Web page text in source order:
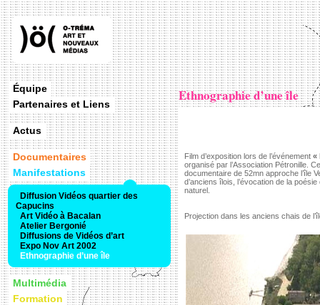
Ethnographie d’une île
Film d’exposition lors de l’événement «
organisé par l’Association Pétronille.
documentaire de 52mn approche l’île
d’anciens îlois, l’évocation de la
naturel.
Projection dans les anciens chais de
Équipe
Partenaires et Liens
Actus
Documentaires
Manifestations
Diffusion Vidéos quartier des
Capucins
Art Vidéo à Bacalan
Atelier Bergonié
Diffusions de Vidéos d’art
Expo Nov Art 2002
Ethnographie d’une île
Multimédia
Formation